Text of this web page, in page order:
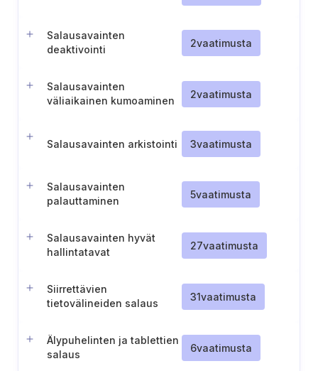
Salausavainten
deaktivointi
2vaatimusta
Salausavainten
väliaikainen kumoaminen
2vaatimusta
Salausavainten arkistointi 3vaatimusta
Salausavainten
palauttaminen
5vaatimusta
Salausavainten hyvät
hallintatavat
27vaatimusta
Siirrettävien
tietovälineiden salaus
31vaatimusta
Älypuhelinten ja tablettien
salaus
6vaatimusta